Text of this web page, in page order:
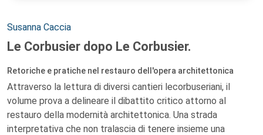
Autori:
Susanna Caccia
Le Corbusier dopo Le Corbusier.
Retoriche e pratiche nel restauro dell'opera architettonica
Attraverso la lettura di diversi cantieri lecorbuseriani, il
volume prova a delineare il dibattito critico attorno al
restauro della modernità architettonica. Una strada
interpretativa che non tralascia di tenere insieme una